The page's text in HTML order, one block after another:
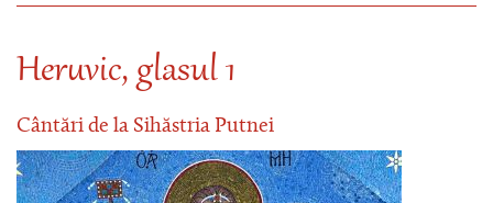
Heruvic, glasul 1
Cântări de la Sihăstria Putnei